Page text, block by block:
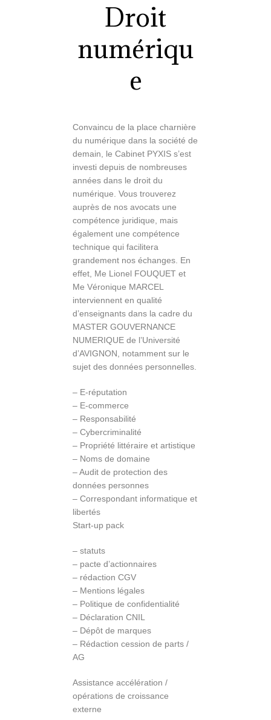
Droit
numériqu
e
Convaincu de la place charnière
du numérique dans la société de
demain, le Cabinet PYXIS s’est
investi depuis de nombreuses
années dans le droit du
numérique. Vous trouverez
auprès de nos avocats une
compétence juridique, mais
également une compétence
technique qui facilitera
grandement nos échanges. En
effet, Me Lionel FOUQUET et
Me Véronique MARCEL
interviennent en qualité
d’enseignants dans la cadre du
MASTER GOUVERNANCE
NUMERIQUE de l’Université
d’AVIGNON, notamment sur le
sujet des données personnelles.
– E-réputation
– E-commerce
– Responsabilité
– Cybercriminalité
– Propriété littéraire et artistique
– Noms de domaine
– Audit de protection des
données personnes
– Correspondant informatique et
libertés
Start-up pack
– statuts
– pacte d’actionnaires
– rédaction CGV
– Mentions légales
– Politique de confidentialité
– Déclaration CNIL
– Dépôt de marques
– Rédaction cession de parts /
AG
Assistance accélération /
opérations de croissance
externe